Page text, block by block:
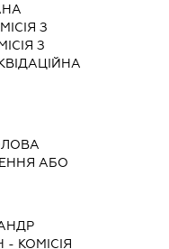
З
З
АБО
- КОМІСІЯ